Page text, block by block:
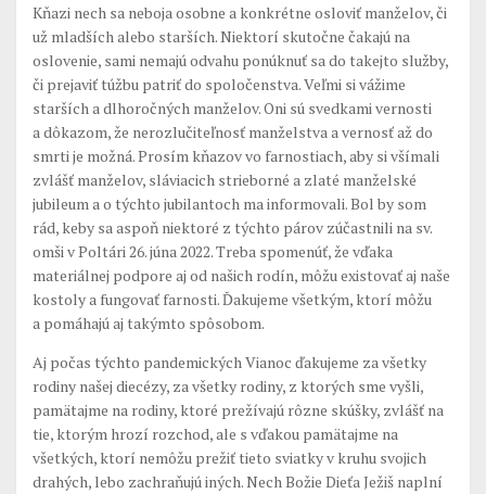
Kňazi nech sa neboja osobne a konkrétne osloviť manželov, či
už mladších alebo starších. Niektorí skutočne čakajú na
oslovenie, sami nemajú odvahu ponúknuť sa do takejto služby,
či prejaviť túžbu patriť do spoločenstva. Veľmi si vážime
starších a dlhoročných manželov. Oni sú svedkami vernosti
a dôkazom, že nerozlučiteľnosť manželstva a vernosť až do
smrti je možná. Prosím kňazov vo farnostiach, aby si všímali
zvlášť manželov, sláviacich strieborné a zlaté manželské
jubileum a o týchto jubilantoch ma informovali. Bol by som
rád, keby sa aspoň niektoré z týchto párov zúčastnili na sv.
omši v Poltári 26. júna 2022. Treba spomenúť, že vďaka
materiálnej podpore aj od našich rodín, môžu existovať aj naše
kostoly a fungovať farnosti. Ďakujeme všetkým, ktorí môžu
a pomáhajú aj takýmto spôsobom.
Aj počas týchto pandemických Vianoc ďakujeme za všetky
rodiny našej diecézy, za všetky rodiny, z ktorých sme vyšli,
pamätajme na rodiny, ktoré prežívajú rôzne skúšky, zvlášť na
tie, ktorým hrozí rozchod, ale s vďakou pamätajme na
všetkých, ktorí nemôžu prežiť tieto sviatky v kruhu svojich
drahých, lebo zachraňujú iných. Nech Božie Dieťa Ježiš naplní